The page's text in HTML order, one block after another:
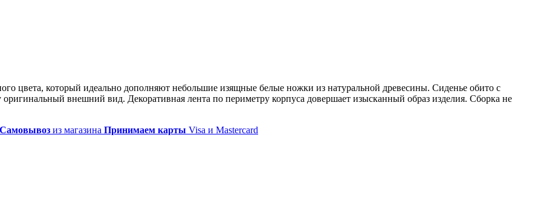
цвета, который идеально дополняют небольшие изящные белые ножки из натуральной древесины. Сиденье обито с
внешний вид. Декоративная лента по периметру корпуса довершает изысканный образ изделия. Сборка не
Самовывоз из магазина Принимаем карты Visa и Mastercard